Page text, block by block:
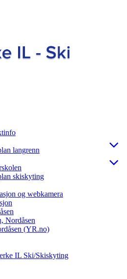
langrenn
skiskyting
og webkamera
Nordåsen
(YR.no)
IL Ski/Skiskyting